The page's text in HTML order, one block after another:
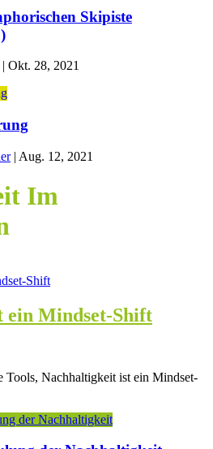
Skipiste
| Okt. 28, 2021
| Aug. 12, 2021
Im
ein Mindset-Shift
Tools, Nachhaltigkeit ist ein Mindset-